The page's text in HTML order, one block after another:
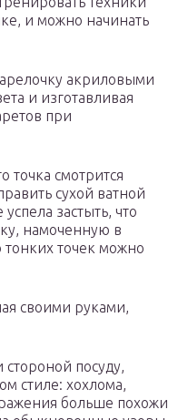
и можно начинать
акриловыми
и изготавливая
при
точка смотрится
сухой ватной
застыть, что
намоченную в
тонких точек можно
своими руками,
посуду,
стиле: хохлома,
больше похожи